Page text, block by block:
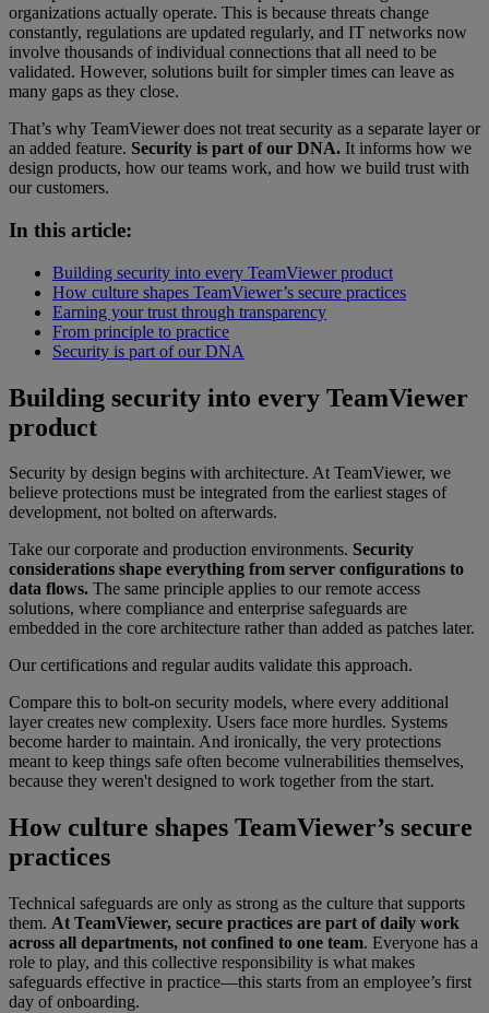
organizations actually operate. This is because threats change
constantly, regulations are updated regularly, and IT networks now
involve thousands of individual connections that all need to be
validated. However, solutions built for simpler times can leave as
many gaps as they close.
That’s why TeamViewer does not treat security as a separate layer or
an added feature. Security is part of our DNA. It informs how we
design products, how our teams work, and how we build trust with
our customers.
In this article:
Building security into every TeamViewer product
How culture shapes TeamViewer’s secure practices
Earning your trust through transparency
From principle to practice
Security is part of our DNA
Building security into every TeamViewer
product
Security by design begins with architecture. At TeamViewer, we
believe protections must be integrated from the earliest stages of
development, not bolted on afterwards.
Take our corporate and production environments. Security
considerations shape everything from server configurations to
data flows. The same principle applies to our remote access
solutions, where compliance and enterprise safeguards are
embedded in the core architecture rather than added as patches later.
Our certifications and regular audits validate this approach.
Compare this to bolt-on security models, where every additional
layer creates new complexity. Users face more hurdles. Systems
become harder to maintain. And ironically, the very protections
meant to keep things safe often become vulnerabilities themselves,
because they weren't designed to work together from the start.
How culture shapes TeamViewer’s secure
practices
Technical safeguards are only as strong as the culture that supports
them. At TeamViewer, secure practices are part of daily work
across all departments, not confined to one team. Everyone has a
role to play, and this collective responsibility is what makes
safeguards effective in practice—this starts from an employee’s first
day of onboarding.